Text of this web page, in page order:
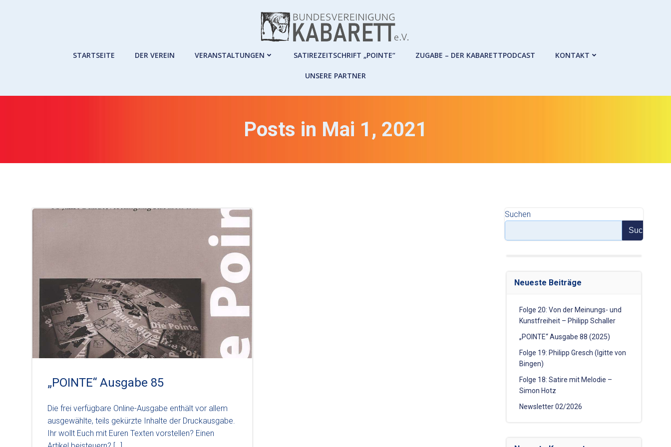
STARTSEITE DER VEREIN VERANSTALTUNGEN SATIREZEITSCHRIFT „POINTE“ ZUGABE – DER KABARETTPODCAST KONTAKT
UNSERE PARTNER
Posts in Mai 1, 2021
„POINTE“ Ausgabe 85
Die frei verfügbare Online-Ausgabe enthält vor allem
ausgewählte, teils gekürzte Inhalte der Druckausgabe.
Ihr wollt Euch mit Euren Texten vorstellen? Einen
Suchen
Suchen
Neueste Beiträge
Folge 20: Von der Meinungs- und
Kunstfreiheit – Philipp Schaller
„POINTE“ Ausgabe 88 (2025)
Folge 19: Philipp Gresch (Igitte von
Bingen)
Folge 18: Satire mit Melodie –
Simon Hotz
Newsletter 02/2026